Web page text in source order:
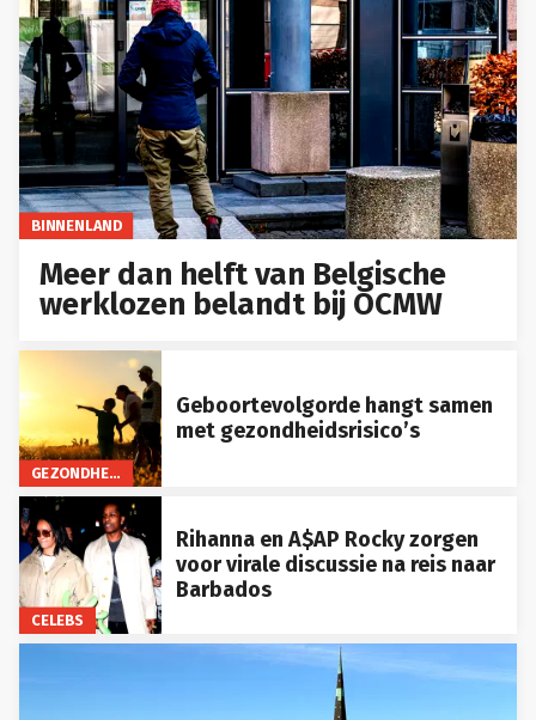
BINNENLAND
Meer dan helft van Belgische
werklozen belandt bij OCMW
GEZONDHEID
Geboortevolgorde hangt samen
met gezondheidsrisico’s
CELEBS
Rihanna en A$AP Rocky zorgen
voor virale discussie na reis naar
Barbados